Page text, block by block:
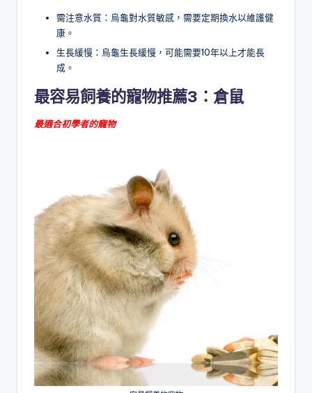
需注意水質：烏龜對水質敏感，需要定期換水以維護健
康。
生長緩慢：烏龜生長緩慢，可能需要10年以上才能長
成。
最容易飼養的寵物推薦3 ： 倉鼠
最適合初學者的寵物